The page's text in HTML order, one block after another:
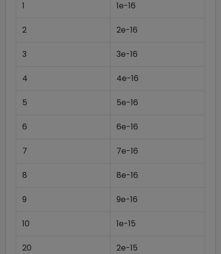
1 1e-16
2 2e-16
3 3e-16
4 4e-16
5 5e-16
6 6e-16
7 7e-16
8 8e-16
9 9e-16
10 1e-15
20 2e-15